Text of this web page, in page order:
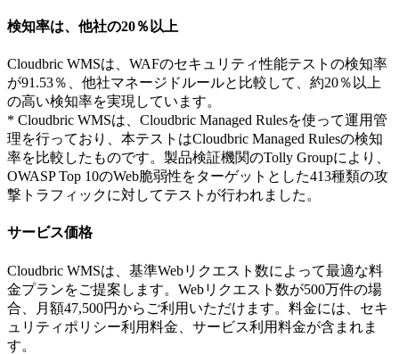
検知率は、他社の20％以上
Cloudbric WMSは、WAFのセキュリティ性能テストの検知率
が91.53％、他社マネージドルールと比較して、約20％以上
の高い検知率を実現しています。
* Cloudbric WMSは、Cloudbric Managed Rulesを使って運用管
理を行っており、本テストはCloudbric Managed Rulesの検知
率を比較したものです。製品検証機関のTolly Groupにより、
OWASP Top 10のWeb脆弱性をターゲットとした413種類の攻
撃トラフィックに対してテストが行われました。
サービス価格
Cloudbric WMSは、基準Webリクエスト数によって最適な料
金プランをご提案します。Webリクエスト数が500万件の場
合、月額47,500円からご利用いただけます。料金には、セキ
ュリティポリシー利用料金、サービス利用料金が含まれま
す。